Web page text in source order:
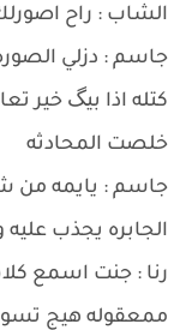
الشاب : راح
جاسم : دزلي
كتله اذا بيگ خير
خلصت المحادثه
جاسم : يايمه من
الجابره يجذب
رنا : جنت اسمع
ممعقوله هيج